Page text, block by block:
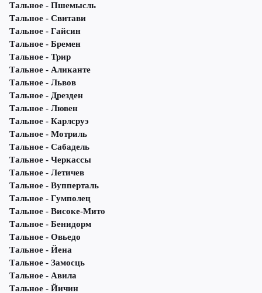
Тальное - Пшемысль
Тальное - Свитави
Тальное - Гайсин
Тальное - Бремен
Тальное - Трир
Тальное - Аликанте
Тальное - Львов
Тальное - Дрезден
Тальное - Лювен
Тальное - Карлсруэ
Тальное - Мотриль
Тальное - Сабадель
Тальное - Черкассы
Тальное - Летичeв
Тальное - Вупперталь
Тальное - Гумполец
Тальное - Високе-Мито
Тальное - Бенидорм
Тальное - Овьедо
Тальное - Йена
Тальное - Замосць
Тальное - Авила
Тальное - Йичин